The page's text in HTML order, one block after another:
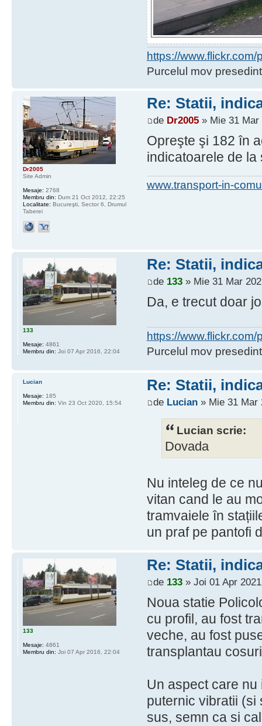
https://
Purcelul mov
Re: Statii,
de Dr2005» Mie 31 Mar
Opreşte şi 182 în
indicatoarele de la
www.transport-in-
Dr2005
Site Admin
Mesaje: 2768
Membru din: Dum 21 Oct 2012, 22:25
Localitate: Bucureşti, Sector 6, Drumul
Taberei
Re: Statii,
de 133» Mie 31 Mar
Da, e trecut doar
https://
Purcelul mov
133
Mesaje: 4861
Membru din: Joi 07 Apr 2016, 22:04
Re: Statii,
de Lucian» Mie 31 Mar
Lucian scrie:
Dovada
Nu inteleg de ce
vitan cand le au
tramvaiele în
un praf pe pantofi
Lucian
Mesaje: 185
Membru din: Vin 23 Oct 2020, 15:54
Re: Statii,
de 133» Joi 01 Apr
Noua statie
cu profil, au fost
veche, au fost
transplantau
Un aspect care nu
puternic vibratii (si
sus, semn ca si
133
Mesaje: 4861
Membru din: Joi 07 Apr 2016, 22:04